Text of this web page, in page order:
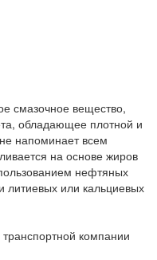
смазочное вещество,
обладающее плотной и
напоминает всем
на основе жиров
нефтяных
литиевых или кальциевых
компании